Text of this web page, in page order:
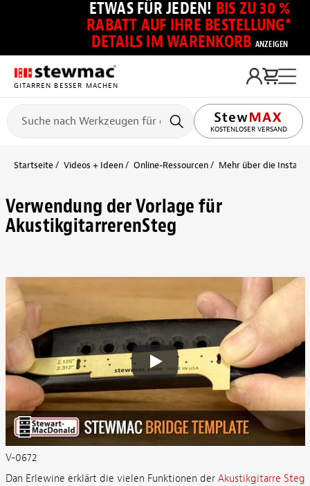
ETWAS FÜR JEDEN! BIS ZU 30 %
RABATT AUF IHRE BESTELLUNG*
DETAILS IM WARENKORB ANZEIGEN
GITARREN BESSER MACHEN
KOSTENLOSER VERSAND
Startseite Videos + Ideen Online-Ressourcen Mehr über die
Verwendung der Vorlage für
AkustikgitarrerenSteg
V-0672
Dan Erlewine erklärt die vielen Funktionen der Akustikgitarre Steg